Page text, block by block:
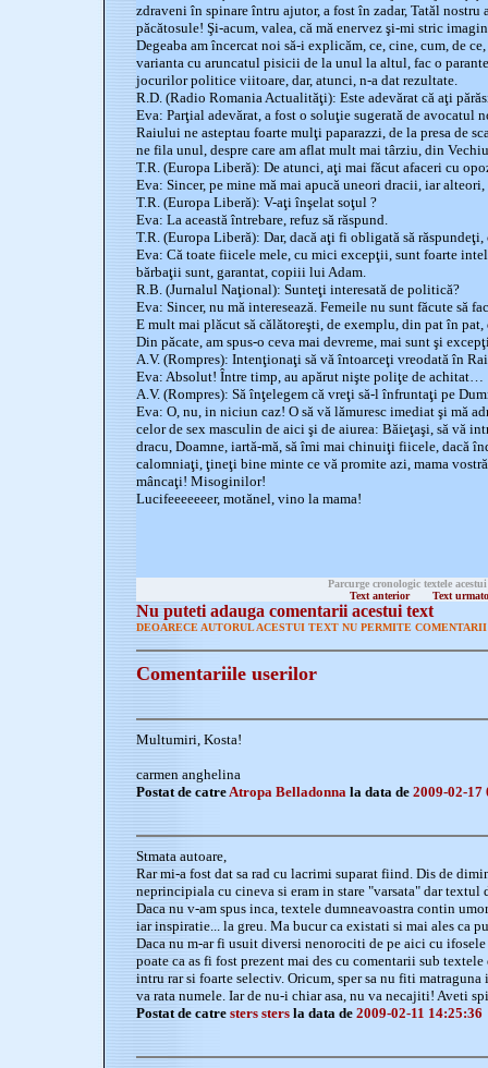
zdraveni în spinare întru ajutor, a fost în zadar, Tatăl nostru
păcătosule! Şi-acum, valea, că mă enervez şi-mi stric
Degeaba am încercat noi să-i explicăm, ce, cine, cum, de
varianta cu aruncatul pisicii de la unul la altul, fac o
jocurilor politice viitoare, dar, atunci, n-a dat rezultate.
R.D. (Radio Romania Actualităţi): Este adevărat că aţi
Eva: Parţial adevărat, a fost o soluţie sugerată de avocatul
Raiului ne asteptau foarte mulţi paparazzi, de la presa de
ne fila unul, despre care am aflat mult mai târziu, din
T.R. (Europa Liberă): De atunci, aţi mai făcut afaceri cu
Eva: Sincer, pe mine mă mai apucă uneori dracii, iar
T.R. (Europa Liberă): V-aţi înşelat soţul ?
Eva: La această întrebare, refuz să răspund.
T.R. (Europa Liberă): Dar, dacă aţi fi obligată să răspundeţi,
Eva: Că toate fiicele mele, cu mici excepţii, sunt foarte
bărbaţii sunt, garantat, copiii lui Adam.
R.B. (Jurnalul Naţional): Sunteţi interesată de politică?
Eva: Sincer, nu mă interesează. Femeile nu sunt făcute să
E mult mai plăcut să călătoreşti, de exemplu, din pat în
Din păcate, am spus-o ceva mai devreme, mai sunt şi
A.V. (Rompres): Intenţionaţi să vă întoarceţi vreodată în
Eva: Absolut! Între timp, au apărut nişte poliţe de achitat…
A.V. (Rompres): Să înţelegem că vreţi să-l înfruntaţi pe
Eva: O, nu, in niciun caz! O să vă lămuresc imediat şi mă
celor de sex masculin de aici şi de aiurea: Băieţaşi, să vă
dracu, Doamne, iartă-mă, să îmi mai chinuiţi fiicele, dacă
calomniaţi, ţineţi bine minte ce vă promite azi, mama
mâncaţi! Misoginilor!
Lucifeeeeeeer, motănel, vino la mama!
Parcurge cronologic textele
Text anterior
Text
Nu puteti adauga comentarii acestui text
DEOARECE AUTORUL ACESTUI TEXT NU PERMITE
Comentariile userilor
Multumiri, Kosta!
carmen anghelina
Postat de catreAtropa Belladonna la data de 2009-02-17
Stmata autoare,
Rar mi-a fost dat sa rad cu lacrimi suparat fiind. Dis de
neprincipiala cu cineva si eram in stare "varsata" dar textul
Daca nu v-am spus inca, textele dumneavoastra contin
iar inspiratie... la greu. Ma bucur ca existati si mai ales ca
Daca nu m-ar fi usuit diversi nenorociti de pe aici cu
poate ca as fi fost prezent mai des cu comentarii sub
intru rar si foarte selectiv. Oricum, sper sa nu fiti
va rata numele. Iar de nu-i chiar asa, nu va necajiti! Aveti
Postat de catre sters sters la data de 2009-02-11 14:25:36